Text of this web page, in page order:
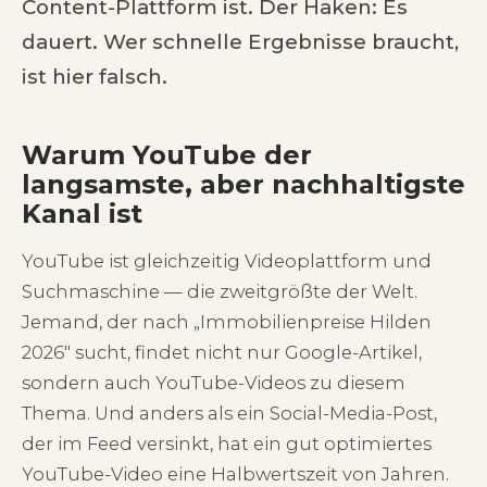
Content-Plattform ist. Der Haken: Es
dauert. Wer schnelle Ergebnisse braucht,
ist hier falsch.
Warum YouTube der
langsamste, aber nachhaltigste
Kanal ist
YouTube ist gleichzeitig Videoplattform und
Suchmaschine — die zweitgrößte der Welt.
Jemand, der nach „Immobilienpreise Hilden
2026" sucht, findet nicht nur Google-Artikel,
sondern auch YouTube-Videos zu diesem
Thema. Und anders als ein Social-Media-Post,
der im Feed versinkt, hat ein gut optimiertes
YouTube-Video eine Halbwertszeit von Jahren.